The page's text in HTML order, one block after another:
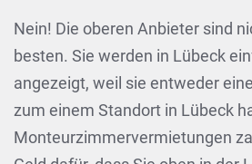
Nein! Die oberen Anbieter sind
besten. Sie werden in Lübeck
angezeigt, weil sie entweder
zum einem Standort in Lübeck
Monteurzimmervermietungen